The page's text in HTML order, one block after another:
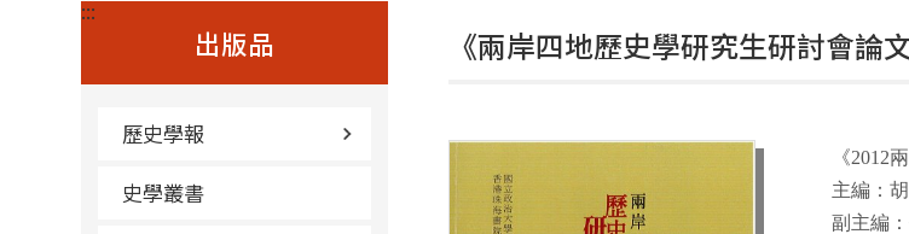
出版品
歷史學報
史學叢書
:::
《兩岸四地歷史學研究生研討會論
《2012
主編：
副主編